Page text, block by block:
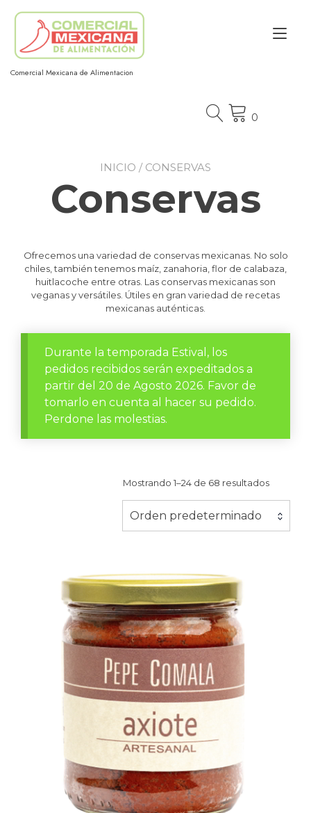
contenido
Comercial Mexicana de Alimentacion
0
INICIO / CONSERVAS
Conservas
Ofrecemos una variedad de conservas mexicanas. No solo
chiles, también tenemos maíz, zanahoria, flor de calabaza,
huitlacoche entre otras. Las conservas mexicanas son
veganas y versátiles. Útiles en gran variedad de recetas
mexicanas auténticas.
Durante la temporada Estival, los
pedidos recibidos serán expeditados a
partir del 20 de Agosto 2026. Favor de
tomarlo en cuenta al hacer su pedido.
Perdone las molestias.
Mostrando 1–24 de 68 resultados
Orden predeterminado